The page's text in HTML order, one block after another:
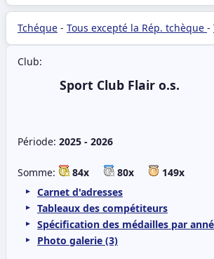
Tchéque - Tous excepté la Rép. tchèque -
Club:
Sport Club Flair o.s.
Période: 2025 - 2026
Somme: 84x 80x
149x
Carnet d'adresses
Tableaux des compétiteurs
Spécification des médailles par
Photo galerie (3)